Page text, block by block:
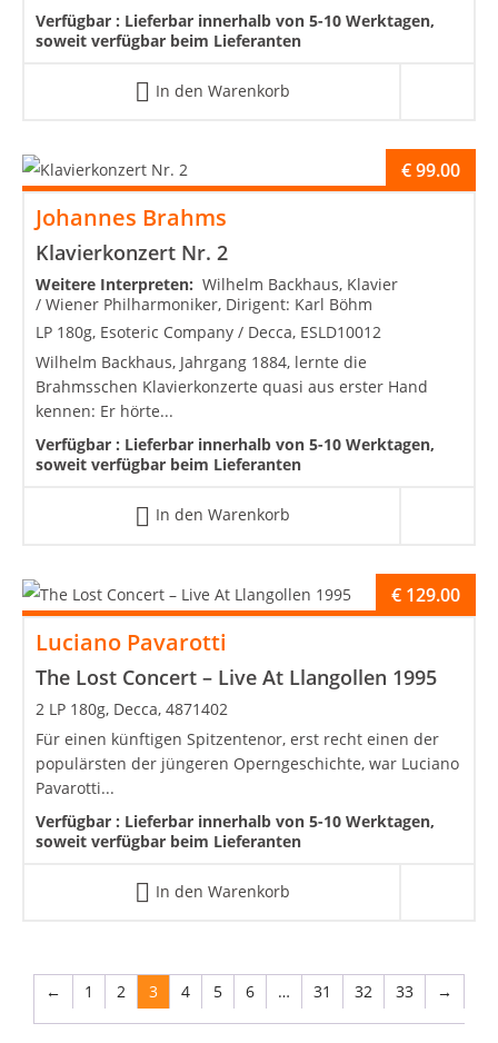
Verfügbar : Lieferbar innerhalb von 5-10 Werktagen,
soweit verfügbar beim Lieferanten
In den Warenkorb
Johannes Brahms
Klavierkonzert Nr. 2
€99.00
Weitere Interpreten: Wilhelm Backhaus, Klavier
/ Wiener Philharmoniker, Dirigent: Karl Böhm
LP 180g, Esoteric Company / Decca, ESLD10012
Wilhelm Backhaus, Jahrgang 1884, lernte die
Brahmsschen Klavierkonzerte quasi aus erster Hand
kennen: Er hörte...
Verfügbar : Lieferbar innerhalb von 5-10 Werktagen,
soweit verfügbar beim Lieferanten
In den Warenkorb
Luciano Pavarotti
The Lost Concert – Live At Llangollen 1995
€ 129.00
2 LP 180g, Decca, 4871402
Für einen künftigen Spitzentenor, erst recht einen der
populärsten der jüngeren Operngeschichte, war Luciano
Pavarotti...
Verfügbar : Lieferbar innerhalb von 5-10 Werktagen,
soweit verfügbar beim Lieferanten
In den Warenkorb
← 1 2 3 4 5 6 … 31 32 33 →